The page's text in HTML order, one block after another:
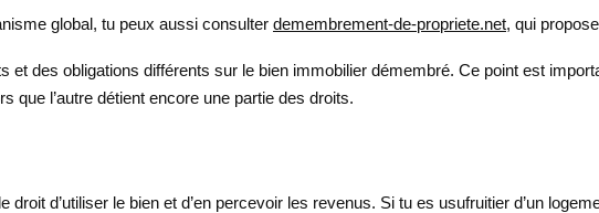
global, tu peux aussi consulter demembrement-de-propriete.net, qui
et des obligations différents sur le bien immobilier démembré. Ce point est
que l’autre détient encore une partie des droits.
droit d’utiliser le bien et d’en percevoir les revenus. Si tu es usufruitier d’un